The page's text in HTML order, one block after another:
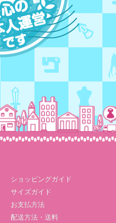
ショッピングガイド
サイズガイド
お支払方法
配送方法・送料